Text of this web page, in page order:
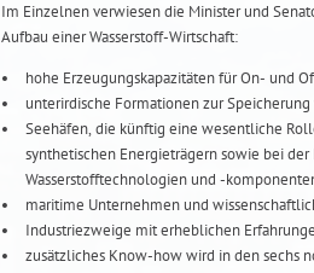
Im Einzelnen verwiesen die Minister und
Aufbau einer Wasserstoff-Wirtschaft:
hohe Erzeugungskapazitäten für On- und
unterirdische Formationen zur Speicherung
Seehäfen, die künftig eine wesentliche
synthetischen Energieträgern sowie bei
Wasserstofftechnologien und -
maritime Unternehmen und
Industriezweige mit erheblichen
zusätzliches Know-how wird in den sechs